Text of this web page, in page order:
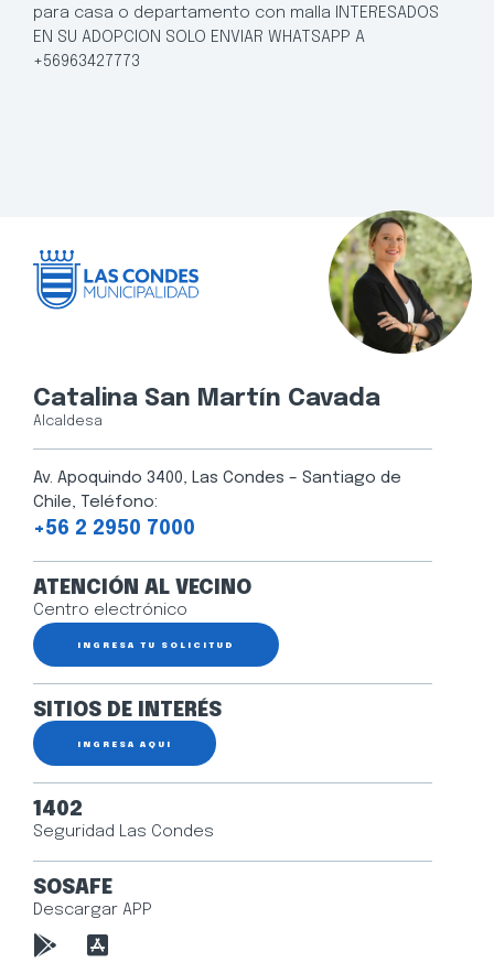
para casa o departamento con malla INTERESADOS
EN SU ADOPCION SOLO ENVIAR WHATSAPP A
+56963427773
Catalina San Martín Cavada
Alcaldesa
Av. Apoquindo 3400, Las Condes – Santiago de
Chile, Teléfono:
+56 2 2950 7000
ATENCIÓN AL VECINO
Centro electrónico
INGRESA TU SOLICITUD
SITIOS DE INTERÉS
INGRESA AQUÍ
1402
Seguridad Las Condes
SOSAFE
Descargar APP